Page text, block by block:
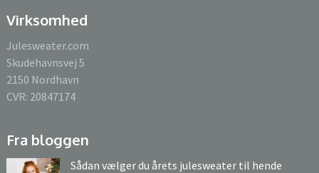
Virksomhed
Julesweater.com
Skudehavnsvej 5
2150 Nordhavn
CVR: 20847174
Fra bloggen
Sådan vælger du årets julesweater til hende